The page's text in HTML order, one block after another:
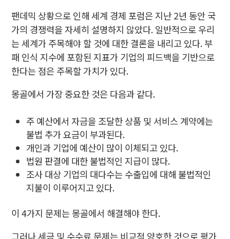
팬데믹 상황으로 인해 세계 경제 포럼은 지난 2년 동안 국
가의 경쟁력을 자세히 설명하지 않았다. 일반적으로 우리
는 세계가 주목해야 할 것에 대한 결론을 내리고 있다. 부
패 인식 지수에 포함된 지표가 기업의 피드백을 기반으로
한다는 점은 주목할 가치가 있다.
몽골에서 가장 중요한 것은 다음과 같다.
주 예산에서 자금을 조달한 상품 및 서비스 계약에는
불법 추가 요금이 부과된다.
개인과 기업에 예산이 많이 이체되고 있다.
법원 판결에 대한 불법적인 지급이 많다.
조사 대상 기업의 대다수는 수출입에 대해 불법적인
지불이 이루어지고 있다.
이 4가지 문제는 몽골에서 해결해야 한다.
그러나 세금 및 수수료 문제는 비교적 양호한 것으로 평가